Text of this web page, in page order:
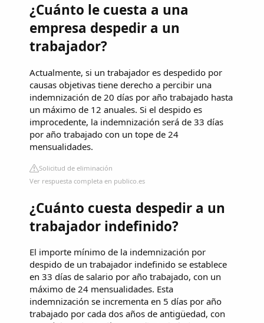
¿Cuánto le cuesta a una
empresa despedir a un
trabajador?
Actualmente, si un trabajador es despedido por
causas objetivas tiene derecho a percibir una
indemnización de 20 días por año trabajado hasta
un máximo de 12 anuales. Si el despido es
improcedente, la indemnización será de 33 días
por año trabajado con un tope de 24
mensualidades.
Solicitud de eliminación
Ver respuesta completa en publico.es
¿Cuánto cuesta despedir a un
trabajador indefinido?
El importe mínimo de la indemnización por
despido de un trabajador indefinido se establece
en 33 días de salario por año trabajado, con un
máximo de 24 mensualidades. Esta
indemnización se incrementa en 5 días por año
trabajado por cada dos años de antigüedad, con